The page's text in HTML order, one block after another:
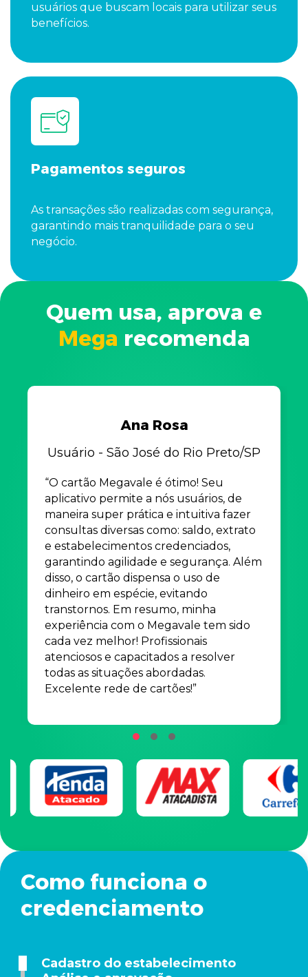
usuários que buscam locais para utilizar seus
benefícios.
Pagamentos seguros
As transações são realizadas com segurança,
garantindo mais tranquilidade para o seu
negócio.
Quem usa, aprova e
Mega recomenda
Ana Rosa
Usuário - São José do Rio Preto/SP
“O cartão Megavale é ótimo! Seu
aplicativo permite a nós usuários, de
maneira super prática e intuitiva fazer
consultas diversas como: saldo, extrato
e estabelecimentos credenciados,
garantindo agilidade e segurança. Além
disso, o cartão dispensa o uso de
dinheiro em espécie, evitando
transtornos. Em resumo, minha
experiência com o Megavale tem sido
cada vez melhor! Profissionais
atenciosos e capacitados a resolver
todas as situações abordadas.
Excelente rede de cartões!”
Como funciona o
credenciamento
Cadastro do estabelecimento